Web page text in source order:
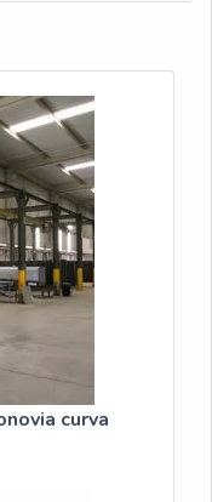
curva